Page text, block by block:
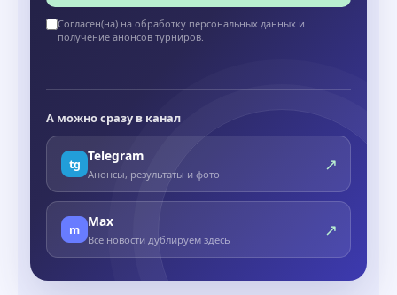
Согласен(на) на обработку персональных данных и
получение анонсов турниров.
А можно сразу в канал
tg Telegram
Анонсы, результаты и фото ↗
m Max
Все новости дублируем здесь ↗